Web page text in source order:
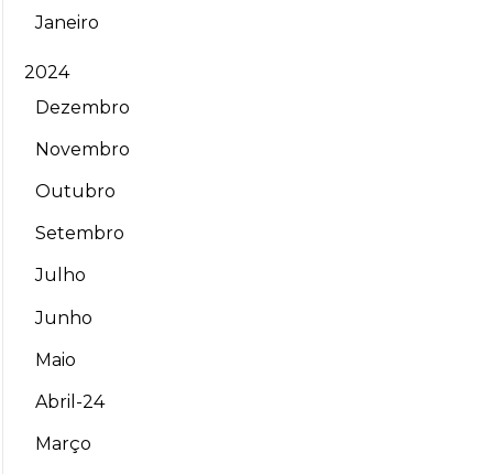
Janeiro
2024
Dezembro
Novembro
Outubro
Setembro
Julho
Junho
Maio
Abril-24
Março